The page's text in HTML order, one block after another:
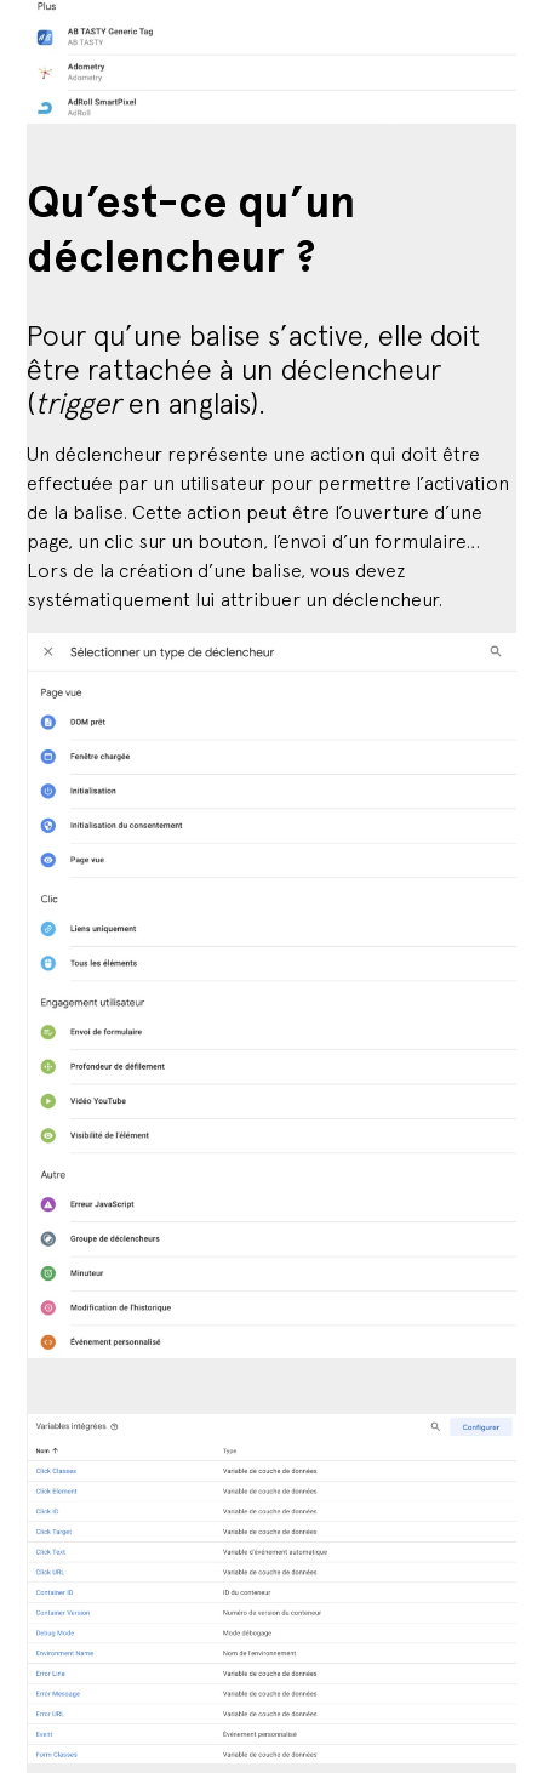
Qu’est-ce qu’un
déclencheur ?
Pour qu’une balise s’active, elle doit
être rattachée à un déclencheur
(triggeren anglais).
Un déclencheur représente une action qui doit être
effectuée par un utilisateur pour permettre l’activation
de la balise. Cette action peut être l’ouverture d’une
page, un clic sur un bouton, l’envoi d’un formulaire…
Lors de la création d’une balise, vous devez
systématiquement lui attribuer un déclencheur.